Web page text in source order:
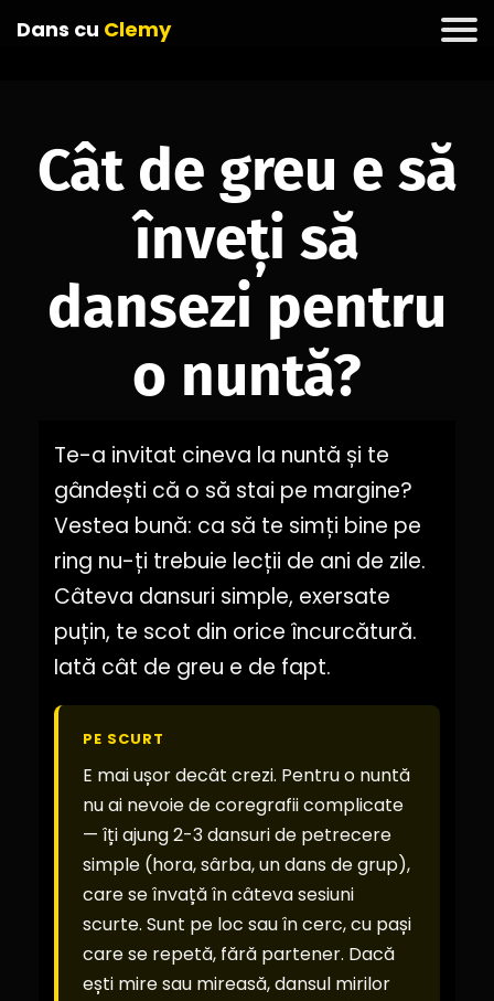
Dans cu Clemy
Cât de greu e să
înveți să
dansezi pentru
o nuntă?
Te-a invitat cineva la nuntă și te
gândești că o să stai pe margine?
Vestea bună: ca să te simți bine pe
ring nu-ți trebuie lecții de ani de zile.
Câteva dansuri simple, exersate
puțin, te scot din orice încurcătură.
Iată cât de greu e de fapt.
PE SCURT
E mai ușor decât crezi. Pentru o nuntă
nu ai nevoie de coregrafii complicate
— îți ajung 2-3 dansuri de petrecere
simple (hora, sârba, un dans de grup),
care se învață în câteva sesiuni
scurte. Sunt pe loc sau în cerc, cu pași
care se repetă, fără partener. Dacă
ești mire sau mireasă, dansul mirilor